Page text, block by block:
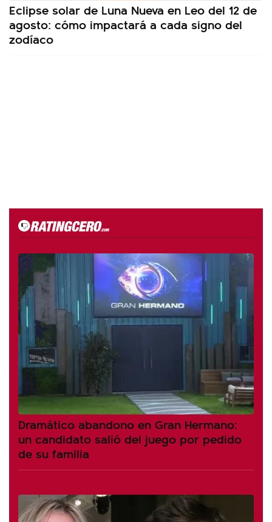
Eclipse solar de Luna Nueva en Leo del 12 de
agosto: cómo impactará a cada signo del
zodíaco
Dramático abandono en Gran Hermano:
un candidato salió del juego por pedido
de su familia